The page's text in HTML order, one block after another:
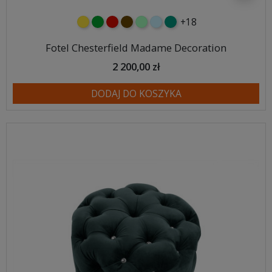
żółtyzielonyczerwony
czekoladowy
miętowybłękitny
turkusowy
+18
Fotel Chesterfield Madame Decoration
2 200,00 zł
DODAJ DO KOSZYKA